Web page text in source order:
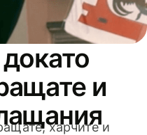
и
харчите и